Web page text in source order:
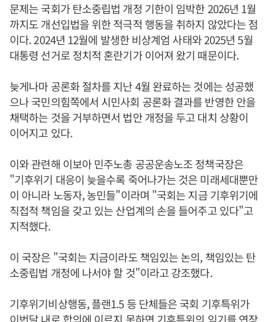
문제는 국회가 탄소중립법 개정 기한이 임박한 2026년 1월
까지도 개선입법을 위한 적극적 행동을 취하지 않았다는 점
이다. 2024년 12월에 발생한 비상계엄 사태와 2025년 5월
대통령 선거로 정치적 혼란기가 이어져 왔기 때문이다.
늦게나마 공론화 절차를 지난 4월 완료하는 것에는 성공했
으나 국민의힘쪽에서 시민사회 공론화 결과를 반영한 안을
채택하는 것을 거부하면서 법안 개정을 두고 대치 상황이
이어지고 있다.
이와 관련해 이보아 민주노총 공공운송노조 정책국장은
"기후위기 대응이 늦을수록 죽어나가는 것은 미래세대뿐만
이 아니라 노동자, 농민들"이라며 "국회는 지금 기후위기에
직접적 책임을 갖고 있는 산업계의 손을 들어주고 있다"고
지적했다.
이 국장은 "국회는 지금이라도 책임있는 논의, 책임있는 탄
소중립법 개정에 나서야 할 것"이라고 강조했다.
기후위기비상행동, 플랜1.5 등 단체들은 국회 기후특위가